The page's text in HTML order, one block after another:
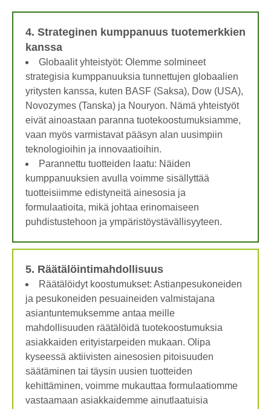
4. Strateginen kumppanuus tuotemerkkien
kanssa
Globaalit yhteistyöt: Olemme solmineet
strategisia kumppanuuksia tunnettujen globaalien
yritysten kanssa, kuten BASF (Saksa), Dow (USA),
Novozymes (Tanska) ja Nouryon. Nämä yhteistyöt
eivät ainoastaan ​​paranna tuotekoostumuksiamme,
vaan myös varmistavat pääsyn alan uusimpiin
teknologioihin ja innovaatioihin.
Parannettu tuotteiden laatu: Näiden
kumppanuuksien avulla voimme sisällyttää
tuotteisiimme edistyneitä ainesosia ja
formulaatioita, mikä johtaa erinomaiseen
puhdistustehoon ja ympäristöystävällisyyteen.
5. Räätälöintimahdollisuus
Räätälöidyt koostumukset: Astianpesukoneiden
ja pesukoneiden pesuaineiden valmistajana
asiantuntemuksemme antaa meille
mahdollisuuden räätälöidä tuotekoostumuksia
asiakkaiden erityistarpeiden mukaan. Olipa
kyseessä aktiivisten ainesosien pitoisuuden
säätäminen tai täysin uusien tuotteiden
kehittäminen, voimme mukauttaa formulaatiomme
vastaamaan asiakkaidemme ainutlaatuisia